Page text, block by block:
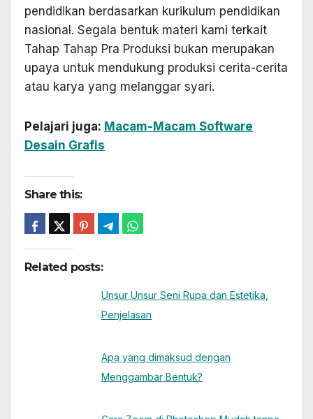
pendidikan berdasarkan kurikulum pendidikan
nasional. Segala bentuk materi kami terkait
Tahap Tahap Pra Produksi bukan merupakan
upaya untuk mendukung produksi cerita-cerita
atau karya yang melanggar syari.
Pelajari juga: Macam-Macam Software
Desain Grafis
Share this:
Related posts:
Unsur Unsur Seni Rupa dan Estetika,
Penjelasan
Apa yang dimaksud dengan
Menggambar Bentuk?